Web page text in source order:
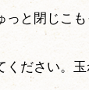
と閉じこも
ださい。玉